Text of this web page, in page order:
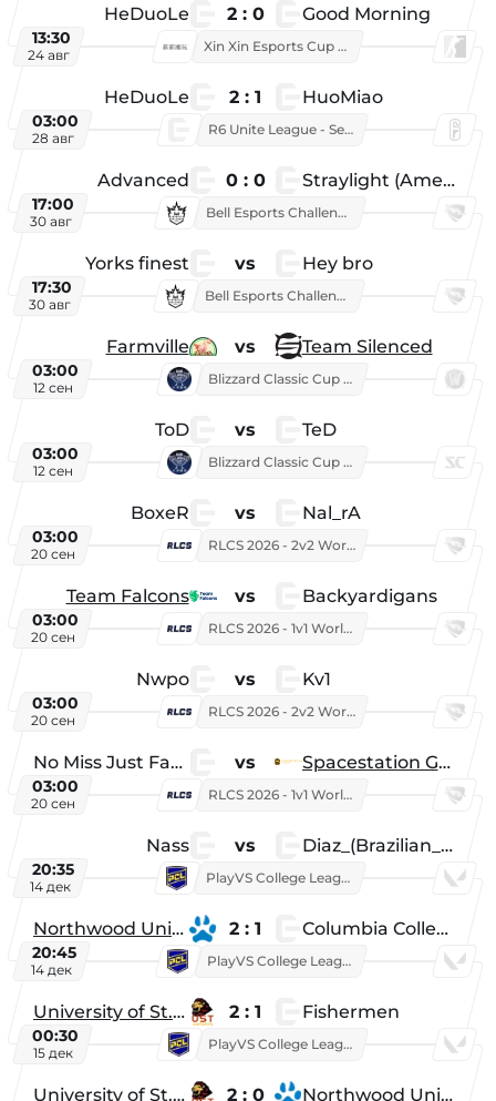
HeDuoLe 2 : 0 Good Morning
13:30
24 авг
Xin Xin Esports Cup 2026
HeDuoLe 2 : 1 HuoMiao
03:00
28 авг
R6 Unite League - Season 1
Advanced 0 : 0 Straylight (American team)
17:00
30 авг
Bell Esports Challenge 2026
Yorks finest vs Hey bro
17:30
30 авг
Bell Esports Challenge 2026
Farmville vs Team Silenced
03:00
12 сен
Blizzard Classic Cup 2026
ToD vs TeD
03:00
12 сен
Blizzard Classic Cup 2026
BoxeR vs Nal_rA
03:00
20 сен
RLCS 2026 - 2v2 World Championship
Team Falcons vs Backyardigans
03:00
20 сен
RLCS 2026 - 1v1 World Championship
Nwpo vs Kv1
03:00
20 сен
RLCS 2026 - 2v2 World Championship
No Miss Just Fake vs Spacestation Gaming
03:00
20 сен
RLCS 2026 - 1v1 World Championship
Nass vs Diaz_(Brazilian_Player)
20:35
14 дек
PlayVS College League 2025: Fall
Northwood University 2 : 1 Columbia College
20:45
14 дек
PlayVS College League 2025: Fall
University of St. Thomas 2 : 1 Fishermen
00:30
15 дек
PlayVS College League 2025: Fall
University of St. Thomas 2 : 0 Northwood University